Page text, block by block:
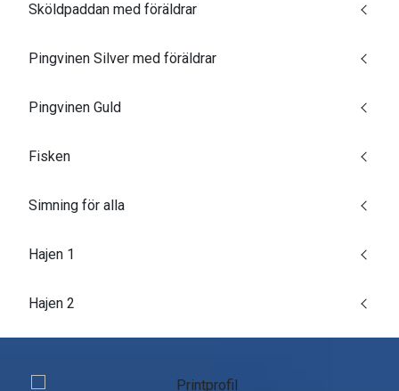
Sköldpaddan med föräldrar
Pingvinen Silver med föräldrar
Pingvinen Guld
Fisken
Simning för alla
Hajen 1
Hajen 2